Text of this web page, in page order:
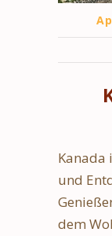
Kanada
und
dem